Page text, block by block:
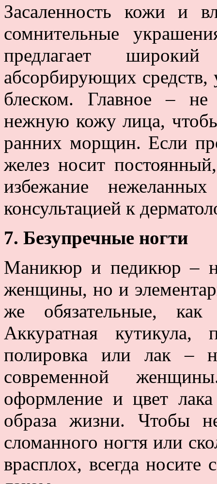
Засаленность кожи и
сомнительные
предлагает
абсорбирующих
блеском. Главное –
нежную кожу лица,
ранних морщин. Если
желез носит
избежание
консультацией к
7. Безупречные ногти
Маникюр и педикюр –
женщины, но и
же обязательные,
Аккуратная кутикула,
полировка или лак –
современной
оформление и цвет
образа жизни. Чтобы
сломанного ногтя или
врасплох, всегда